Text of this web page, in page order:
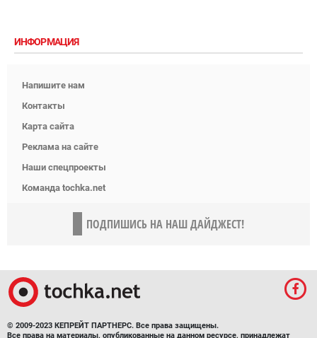
ИНФОРМАЦИЯ
Напишите нам
Контакты
Карта сайта
Реклама на сайте
Наши спецпроекты
Команда tochka.net
ПОДПИШИСЬ НА НАШ ДАЙДЖЕСТ!
© 2009-2023 КЕПРЕЙТ ПАРТНЕРС. Все права защищены.
Все права на материалы, опубликованные на данном ресурсе, принадлежат